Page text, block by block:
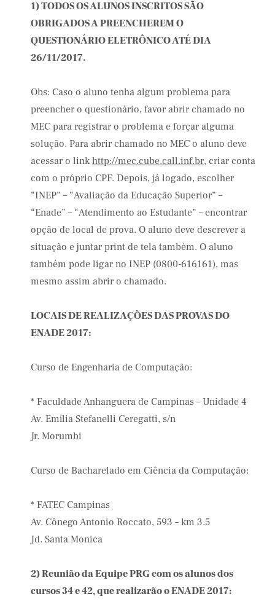
1) TODOS OS ALUNOS INSCRITOS SÃO
OBRIGADOS A PREENCHEREM O
QUESTIONÁRIO ELETRÔNICO ATÉ DIA
26/11/2017.
Obs: Caso o aluno tenha algum problema para
preencher o questionário, favor abrir chamado no
MEC para registrar o problema e forçar alguma
solução. Para abrir chamado no MEC o aluno deve
acessar o link http://mec.cube.call.inf.br, criar conta
com o próprio CPF. Depois, já logado, escolher
“INEP” – “Avaliação da Educação Superior” –
“Enade” – “Atendimento ao Estudante” – encontrar
opção de local de prova. O aluno deve descrever a
situação e juntar print de tela também. O aluno
também pode ligar no INEP (0800-616161), mas
mesmo assim abrir o chamado.
LOCAIS DE REALIZAÇÕES DAS PROVAS DO
ENADE 2017:
Curso de Engenharia de Computação:
* Faculdade Anhanguera de Campinas – Unidade 4
Av. Emília Stefanelli Ceregatti, s/n
Jr. Morumbi
Curso de Bacharelado em Ciência da Computação:
* FATEC Campinas
Av. Cônego Antonio Roccato, 593 – km 3.5
Jd. Santa Monica
2) Reunião da Equipe PRG com os alunos dos
cursos 34 e 42, que realizarão o ENADE 2017: